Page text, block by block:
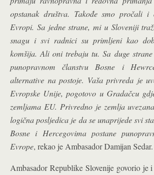
opstanak društva. Takođe smo pročali
Evropi. Sa jedne strane, mi u Sloveniji
snagu i svi radnici su primljeni kao
komšija. Ali oni trebaju tu. Sa duge
punopravnom članstvu Bosne i
alternative na postoje. Vaša privreda je
Evropske Unije, pogotovo u Gradačcu
zemljama EU. Privredno je zemlja
logična posljedica je da se unaprijede svi
Bosne i Hercegovima postane
Evrope, rekao je Ambasador Damijan Sedar.
Ambasador Republike Slovenije govorio je